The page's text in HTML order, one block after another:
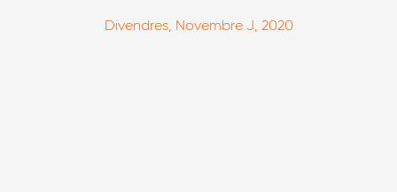
Divendres, Novembre J, 2020